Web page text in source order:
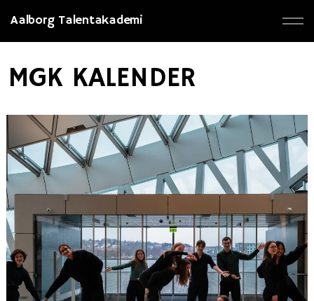
Aalborg Talentakademi
MGK KALENDER